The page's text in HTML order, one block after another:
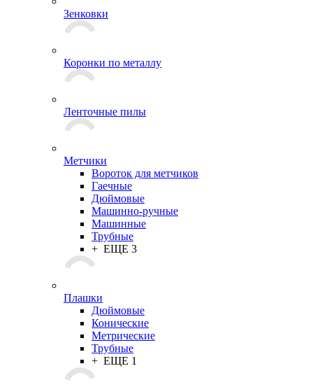
Зенковки
Коронки по металлу
Ленточные пилы
Метчики
Вороток для метчиков
Гаечные
Дюймовые
Машинно-ручные
Машинные
Трубные
+ ЕЩЕ 3
Плашки
Дюймовые
Конические
Метрические
Трубные
+ ЕЩЕ 1